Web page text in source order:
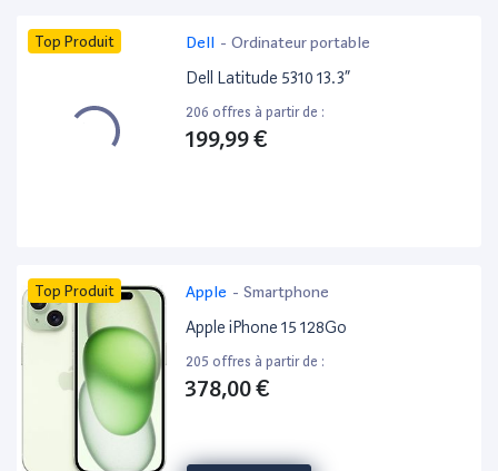
Top Produit Dell - Ordinateur portable
Dell Latitude 5310 13.3”
206 offres à partir de :
199,99 €
Top Produit Apple - Smartphone
Apple iPhone 15 128Go
205 offres à partir de :
378,00 €